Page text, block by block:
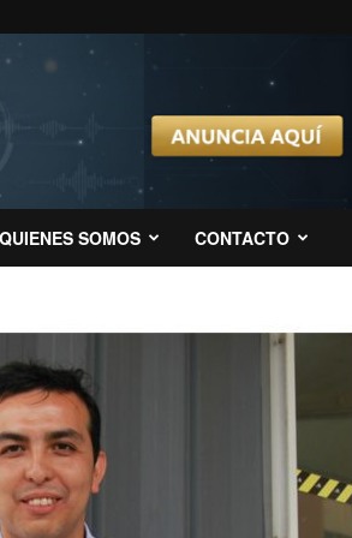
QUIENES SOMOS CONTACTO